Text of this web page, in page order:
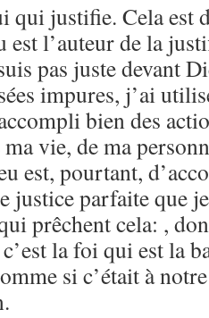
qui justifie. Cela est
l’auteur de la
pas juste devant
impures, j’ai
bien des
vie, de ma
est, pourtant,
justice parfaite que
prêchent cela: ,
la foi qui est la
si c’était à